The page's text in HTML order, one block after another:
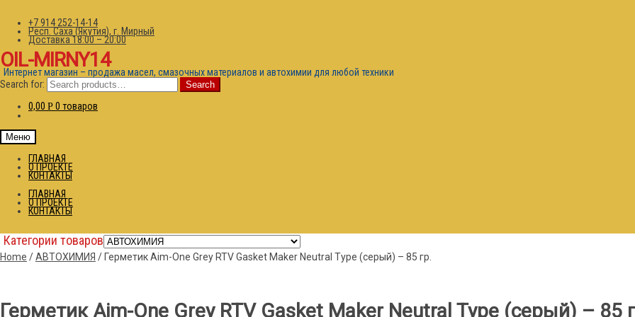
+7 914 252-14-14
Респ. Саха (Якутия), г. Мирный
Доставка 18:00 – 20:00
OIL-MIRNY14
Интернет магазин – продажа масел, смазочных материалов и автохимии для любой техники
Search for:
Search
0,00 Р 0 товаров
Меню
ГЛАВНАЯ
О ПРОЕКТЕ
КОНТАКТЫ
ГЛАВНАЯ
О ПРОЕКТЕ
КОНТАКТЫ
Категории товаров
Home /АВТОХИМИЯ / Герметик Aim-One Grey RTV Gasket Maker Neutral Type (серый) – 85 гр.
Герметик Aim-One Grey RTV Gasket Maker Neutral Type (серый) – 85